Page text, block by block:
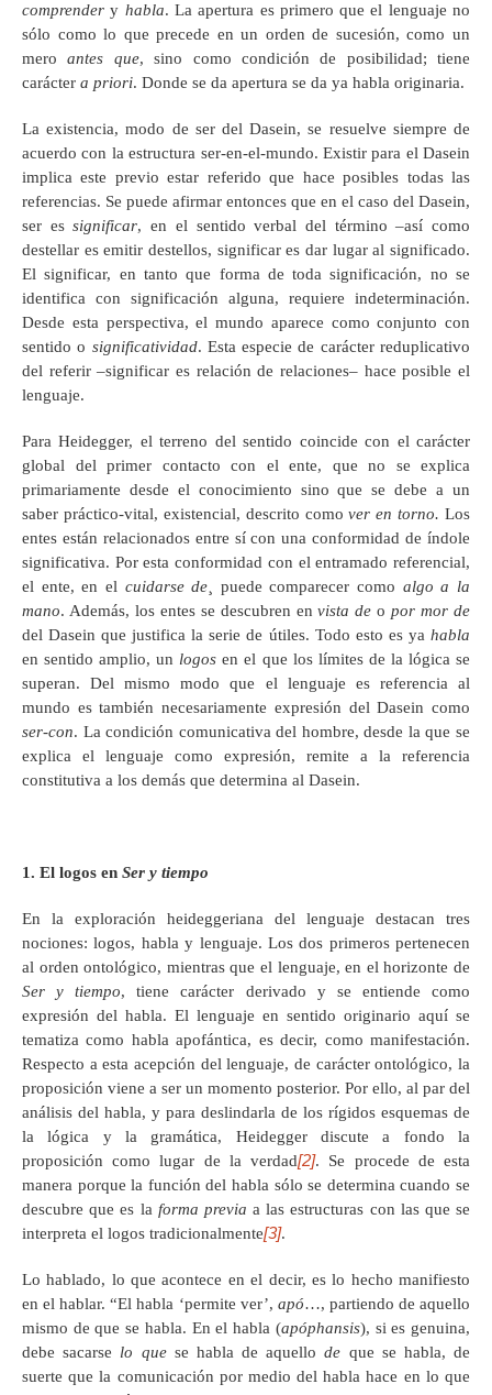
comprender y habla. La apertura es primero que el lenguaje no
sólo como lo que precede en un orden de sucesión, como un
meroantes que, sino como condición de posibilidad; tiene
carácter a priori. Donde se da apertura se da ya habla originaria.
La existencia, modo de ser del Dasein, se resuelve siempre de
acuerdo con la estructura ser-en-el-mundo. Existir para el Dasein
implica este previo estar referido que hace posibles todas las
referencias. Se puede afirmar entonces que en el caso del Dasein,
ser essignificar, en el sentido verbal del término –así como
destellar es emitir destellos, significar es dar lugar al significado.
El significar, en tanto que forma de toda significación, no se
identifica con significación alguna, requiere indeterminación.
Desde esta perspectiva, el mundo aparece como conjunto con
sentido o significatividad. Esta especie de carácter reduplicativo
del referir –significar es relación de relaciones– hace posible el
lenguaje.
Para Heidegger, el terreno del sentido coincide con el carácter
global del primer contacto con el ente, que no se explica
primariamente desde el conocimiento sino que se debe a un
saber práctico-vital, existencial, descrito comover en torno. Los
entes están relacionados entre sí con una conformidad de índole
significativa. Por esta conformidad con el entramado referencial,
el ente, en el cuidarse de¸ puede comparecer como algo a la
mano. Además, los entes se descubren envista deopor mor de
del Dasein que justifica la serie de útiles. Todo esto es ya habla
en sentido amplio, un logosen el que los límites de la lógica se
superan. Del mismo modo que el lenguaje es referencia al
mundo es también necesariamente expresión del Dasein como
ser-con. La condición comunicativa del hombre, desde la que se
explica el lenguaje como expresión, remite a la referencia
constitutiva a los demás que determina al Dasein.
1. El logos en Ser y tiempo
En la exploración heideggeriana del lenguaje destacan tres
nociones: logos, habla y lenguaje. Los dos primeros pertenecen
al orden ontológico, mientras que el lenguaje, en el horizonte de
Ser y tiempo, tiene carácter derivado y se entiende como
expresión del habla. El lenguaje en sentido originario aquí se
tematiza como habla apofántica, es decir, como manifestación.
Respecto a esta acepción del lenguaje, de carácter ontológico, la
proposición viene a ser un momento posterior. Por ello, al par del
análisis del habla, y para deslindarla de los rígidos esquemas de
la lógica y la gramática, Heidegger discute a fondo la
proposición como lugar de la verdad[2]. Se procede de esta
manera porque la función del habla sólo se determina cuando se
descubre que es la forma previaa las estructuras con las que se
interpreta el logos tradicionalmente[3].
Lo hablado, lo que acontece en el decir, es lo hecho manifiesto
en el hablar. “El habla ‘permite ver’, apó…, partiendo de aquello
mismo de que se habla. En el habla (apóphansis), si es genuina,
debe sacarse lo quese habla de aquellode que se habla, de
suerte que la comunicación por medio del habla hace en lo que